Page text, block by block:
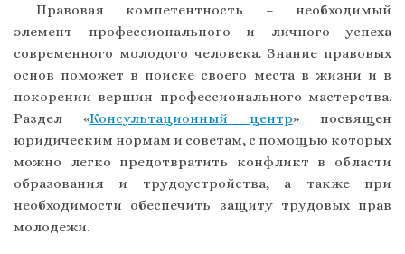
Правовая компетентность – необходимый
элемент профессионального и личного успеха
современного молодого человека. Знание правовых
основ поможет в поиске своего места в жизни и в
покорении вершин профессионального мастерства.
Раздел «Консультационный центр» посвящен
юридическим нормам и советам, с помощью которых
можно легко предотвратить конфликт в области
образования и трудоустройства, а также при
необходимости обеспечить защиту трудовых прав
молодежи.